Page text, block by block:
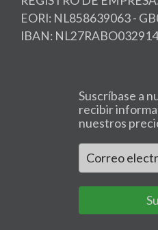
EORI: NL858639063 -
IBAN:
Suscríbase a
recibir
nuestros